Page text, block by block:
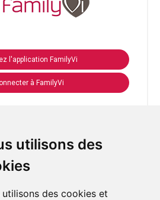
utilisons des
utilisons des cookies et
l'application FamilyVi
à FamilyVi